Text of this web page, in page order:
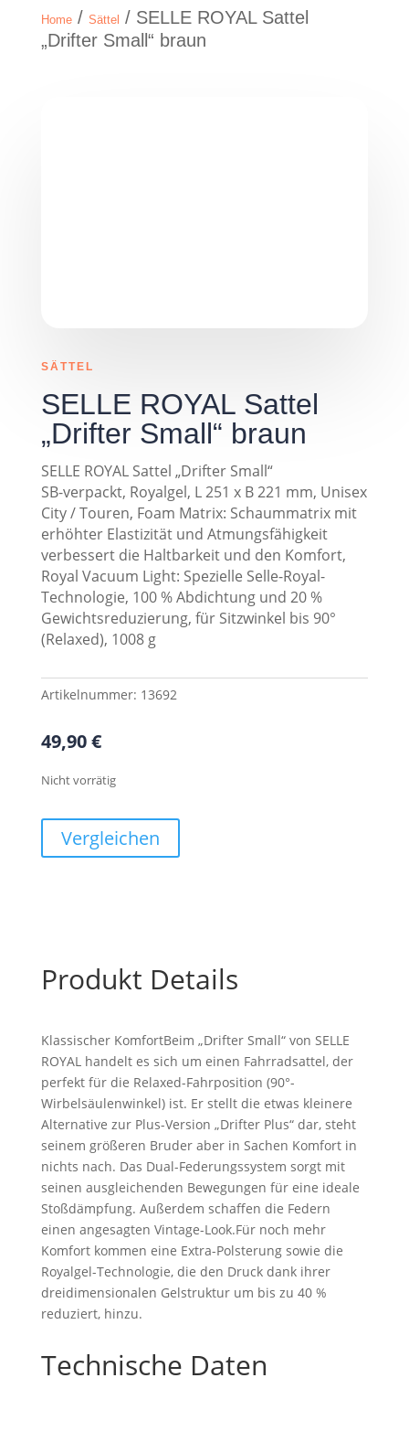
Home/ Sättel / SELLE ROYAL Sattel
„Drifter Small“ braun
SÄTTEL
SELLE ROYAL Sattel
„Drifter Small“ braun
SELLE ROYAL Sattel „Drifter Small“
SB-verpackt, Royalgel, L 251 x B 221 mm, Unisex
City / Touren, Foam Matrix: Schaummatrix mit
erhöhter Elastizität und Atmungsfähigkeit
verbessert die Haltbarkeit und den Komfort,
Royal Vacuum Light: Spezielle Selle-Royal-
Technologie, 100 % Abdichtung und 20 %
Gewichtsreduzierung, für Sitzwinkel bis 90°
(Relaxed), 1008 g
Artikelnummer: 13692
49,90€
Nicht vorrätig
Vergleichen
Produkt Details
Klassischer KomfortBeim „Drifter Small“ von SELLE
ROYAL handelt es sich um einen Fahrradsattel, der
perfekt für die Relaxed-Fahrposition (90°-
Wirbelsäulenwinkel) ist. Er stellt die etwas kleinere
Alternative zur Plus-Version „Drifter Plus“ dar, steht
seinem größeren Bruder aber in Sachen Komfort in
nichts nach. Das Dual-Federungssystem sorgt mit
seinen ausgleichenden Bewegungen für eine ideale
Stoßdämpfung. Außerdem schaffen die Federn
einen angesagten Vintage-Look.Für noch mehr
Komfort kommen eine Extra-Polsterung sowie die
Royalgel-Technologie, die den Druck dank ihrer
dreidimensionalen Gelstruktur um bis zu 40 %
reduziert, hinzu.
Technische Daten